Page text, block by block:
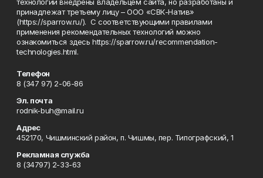
принадлежат третьему лицу – ООО «СВК-Натив»
(https://sparrow.ru/). С соответствующими правилами
применения рекомендательных технологий можно
ознакомиться здесь https://sparrow.ru/recommendation-
technologies.html.
Телефон
8 (347 97) 2-06-86
Эл. почта
rodnik-buh@mail.ru
Адрес
452170, Чишминский район, п. Чишмы, пер. Типографский, 1
Рекламная служба
8 (34797) 2-33-63